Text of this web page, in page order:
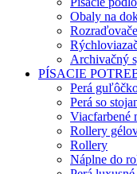
Obaly na
Rozraďovače
Archivačný
PÍSACIE
Perá
Perá so
Viacfarbené
Rollery
Rollery
Náplne do